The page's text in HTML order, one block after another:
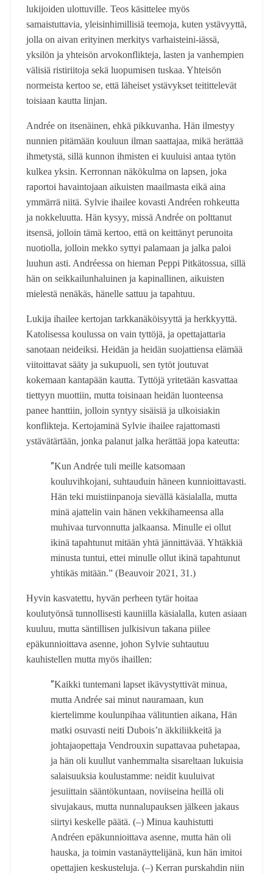
lukijoiden ulottuville. Teos käsittelee myös
samaistuttavia, yleisinhimillisiä teemoja, kuten ystävyyttä,
jolla on aivan erityinen merkitys varhaisteini-iässä,
yksilön ja yhteisön arvokonflikteja, lasten ja vanhempien
välisiä ristiriitoja sekä luopumisen tuskaa. Yhteisön
normeista kertoo se, että läheiset ystävykset teitittelevät
toisiaan kautta linjan.
Andrée on itsenäinen, ehkä pikkuvanha. Hän ilmestyy
nunnien pitämään kouluun ilman saattajaa, mikä herättää
ihmetystä, sillä kunnon ihmisten ei kuuluisi antaa tytön
kulkea yksin. Kerronnan näkökulma on lapsen, joka
raportoi havaintojaan aikuisten maailmasta eikä aina
ymmärrä niitä. Sylvie ihailee kovasti Andréen rohkeutta
ja nokkeluutta. Hän kysyy, missä Andrée on polttanut
itsensä, jolloin tämä kertoo, että on keittänyt perunoita
nuotiolla, jolloin mekko syttyi palamaan ja jalka paloi
luuhun asti. Andréessa on hieman Peppi Pitkätossua, sillä
hän on seikkailunhaluinen ja kapinallinen, aikuisten
mielestä nenäkäs, hänelle sattuu ja tapahtuu.
Lukija ihailee kertojan tarkkanäköisyyttä ja herkkyyttä.
Katolisessa koulussa on vain tyttöjä, ja opettajattaria
sanotaan neideiksi. Heidän ja heidän suojattiensa elämää
viitoittavat sääty ja sukupuoli, sen tytöt joutuvat
kokemaan kantapään kautta. Tyttöjä yritetään kasvattaa
tiettyyn muottiin, mutta toisinaan heidän luonteensa
panee hanttiin, jolloin syntyy sisäisiä ja ulkoisiakin
konflikteja. Kertojaminä Sylvie ihailee rajattomasti
ystävätärtään, jonka palanut jalka herättää jopa kateutta:
”Kun Andrée tuli meille katsomaan
kouluvihkojani, suhtauduin häneen kunnioittavasti.
Hän teki muistiinpanoja sievällä käsialalla, mutta
minä ajattelin vain hänen vekkihameensa alla
muhivaa turvonnutta jalkaansa. Minulle ei ollut
ikinä tapahtunut mitään yhtä jännittävää. Yhtäkkiä
minusta tuntui, ettei minulle ollut ikinä tapahtunut
yhtikäs mitään.” (Beauvoir 2021, 31.)
Hyvin kasvatettu, hyvän perheen tytär hoitaa
koulutyönsä tunnollisesti kauniilla käsialalla, kuten asiaan
kuuluu, mutta säntillisen julkisivun takana piilee
epäkunnioittava asenne, johon Sylvie suhtautuu
kauhistellen mutta myös ihaillen:
”Kaikki tuntemani lapset ikävystyttivät minua,
mutta Andrée sai minut nauramaan, kun
kiertelimme koulunpihaa välituntien aikana, Hän
matki osuvasti neiti Dubois’n äkkiliikkeitä ja
johtajaopettaja Vendrouxin supattavaa puhetapaa,
ja hän oli kuullut vanhemmalta sisareltaan lukuisia
salaisuuksia koulustamme: neidit kuuluivat
jesuiittain sääntökuntaan, noviiseina heillä oli
sivujakaus, mutta nunnalupauksen jälkeen jakaus
siirtyi keskelle päätä. (–) Minua kauhistutti
Andréen epäkunnioittava asenne, mutta hän oli
hauska, ja toimin vastanäyttelijänä, kun hän imitoi
opettajien keskusteluja. (–) Kerran purskahdin niin